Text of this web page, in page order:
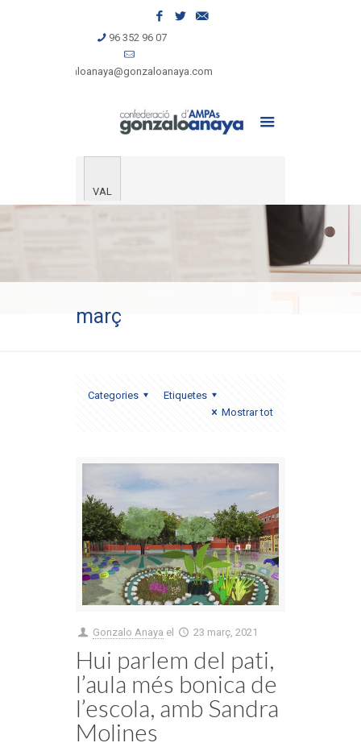
96 352 96 07
gonzaloanaya@gonzaloanaya.com
VAL
març
Categories
Etiquetes
Mostrar tot
Gonzalo Anaya el 23 març, 2021
Hui parlem del pati,
l’aula més bonica de
l’escola, amb Sandra
Molines